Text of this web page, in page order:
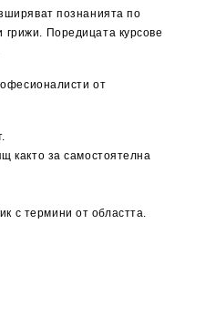
познанията по
грижи. Поредицата курсове
от
както за самостоятелна
с термини от областта.